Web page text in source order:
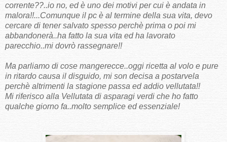
corrente??..io no, ed è uno dei motivi per cui è andata in
malora!!...Comunque il pc è al termine della sua vita, devo
cercare di tener salvato spesso perchè prima o poi mi
abbandonerà..ha fatto la sua vita ed ha lavorato
parecchio..mi dovrò rassegnare!!
Ma parliamo di cose mangerecce..oggi ricetta al volo e pure
in ritardo causa il disguido, mi son decisa a postarvela
perchè altrimenti la stagione passa ed addio vellutata!!
Mi riferisco alla Vellutata di asparagi verdi che ho fatto
qualche giorno fa..molto semplice ed essenziale!